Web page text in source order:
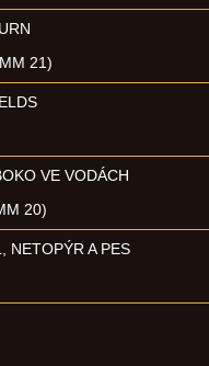
21)
VE VODÁCH
20)
NETOPÝR A PES